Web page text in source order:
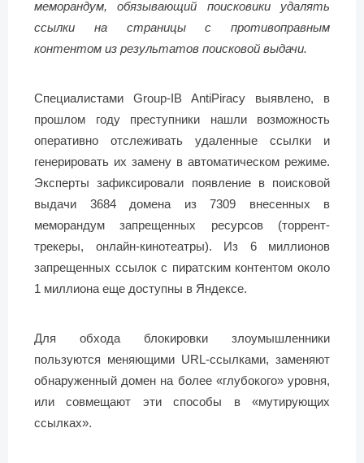
меморандум, обязывающий поисковики удалять
ссылки на страницы с противоправным
контентом из результатов поисковой выдачи.
Специалистами Group-IB AntiPiracy выявлено, в
прошлом году преступники нашли возможность
оперативно отслеживать удаленные ссылки и
генерировать их замену в автоматическом режиме.
Эксперты зафиксировали появление в поисковой
выдачи 3684 домена из 7309 внесенных в
меморандум запрещенных ресурсов (торрент-
трекеры, онлайн-кинотеатры). Из 6 миллионов
запрещенных ссылок с пиратским контентом около
1 миллиона еще доступны в Яндексе.
Для обхода блокировки злоумышленники
пользуются меняющими URL-ссылками, заменяют
обнаруженный домен на более «глубокого» уровня,
или совмещают эти способы в «мутирующих
ссылках».